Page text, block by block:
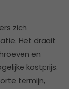
zich
Het draait
en
kostprijs.
termijn,